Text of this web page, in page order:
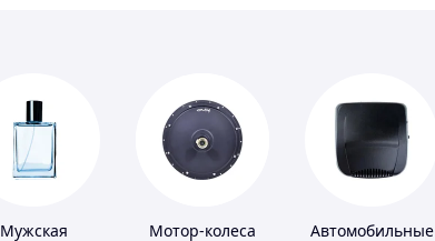
Мужская
Мотор-колеса
Автомобильные